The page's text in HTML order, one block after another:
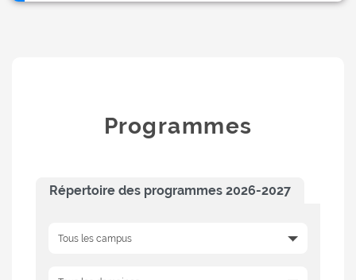
Programmes
Répertoire des programmes 2026-2027